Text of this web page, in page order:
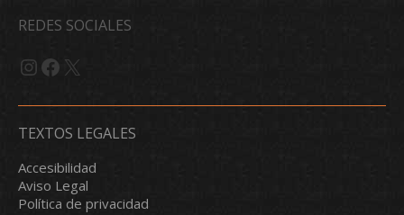
REDES SOCIALES
Instagram
Facebook
X
TEXTOS LEGALES
Accesibilidad
Aviso Legal
Política de privacidad